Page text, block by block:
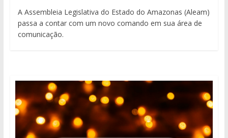
A Assembleia Legislativa do Estado do Amazonas (Aleam)
passa a contar com um novo comando em sua área de
comunicação.